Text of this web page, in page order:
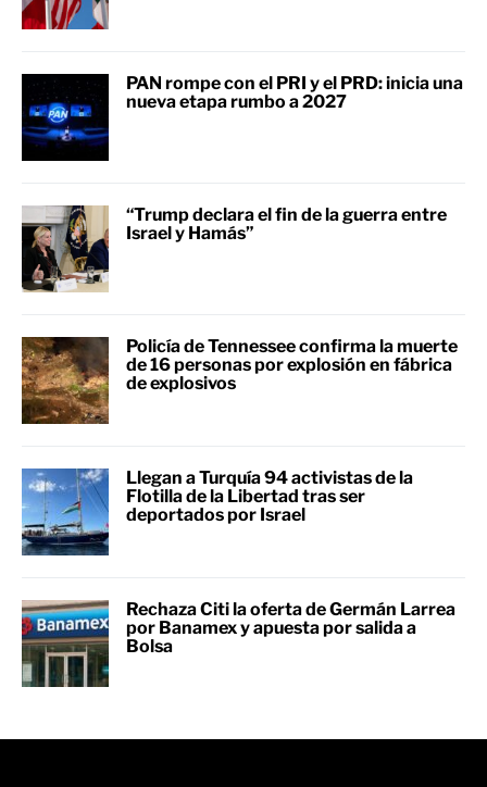
PAN rompe con el PRI y el PRD: inicia una
nueva etapa rumbo a 2027
“Trump declara el fin de la guerra entre
Israel y Hamás”
Policía de Tennessee confirma la muerte
de 16 personas por explosión en fábrica
de explosivos
Llegan a Turquía 94 activistas de la
Flotilla de la Libertad tras ser
deportados por Israel
Rechaza Citi la oferta de Germán Larrea
por Banamex y apuesta por salida a
Bolsa